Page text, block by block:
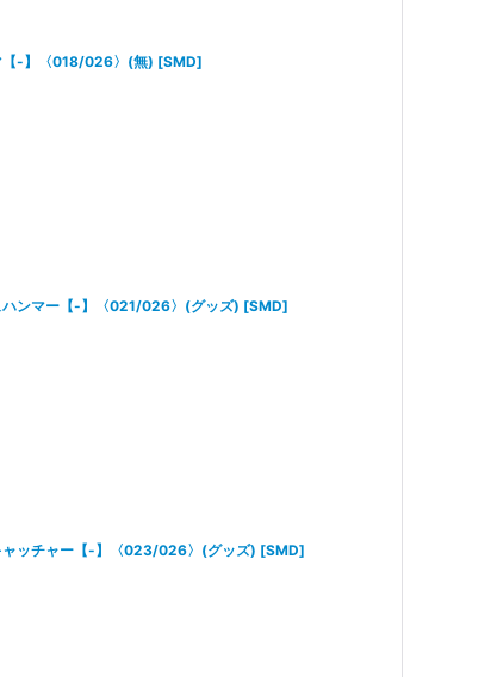
【-】〈018/026〉(無) [SMD]
ハンマー【-】〈021/026〉(グッズ) [SMD]
ャッチャー【-】〈023/026〉(グッズ) [SMD]